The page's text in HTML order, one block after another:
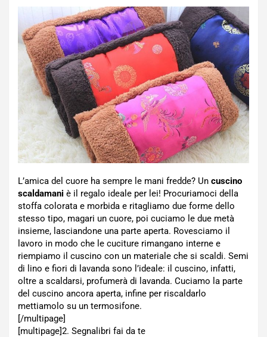
L’amica del cuore ha sempre le mani fredde? Un cuscino
scaldamani è il regalo ideale per lei! Procuriamoci della
stoffa colorata e morbida e ritagliamo due forme dello
stesso tipo, magari un cuore, poi cuciamo le due metà
insieme, lasciandone una parte aperta. Rovesciamo il
lavoro in modo che le cuciture rimangano interne e
riempiamo il cuscino con un materiale che si scaldi. Semi
di lino e fiori di lavanda sono l’ideale: il cuscino, infatti,
oltre a scaldarsi, profumerà di lavanda. Cuciamo la parte
del cuscino ancora aperta, infine per riscaldarlo
mettiamolo su un termosifone.
[/multipage]
[multipage]2. Segnalibri fai da te